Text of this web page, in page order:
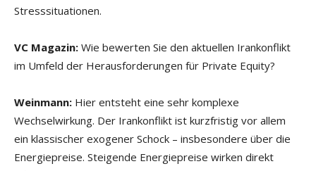
Stresssituationen.
VC Magazin: Wie bewerten Sie den aktuellen Irankonflikt
im Umfeld der Herausforderungen für Private Equity?
Weinmann: Hier entsteht eine sehr komplexe
Wechselwirkung. Der Irankonflikt ist kurzfristig vor allem
ein klassischer exogener Schock – insbesondere über die
Energiepreise. Steigende Energiepreise wirken direkt